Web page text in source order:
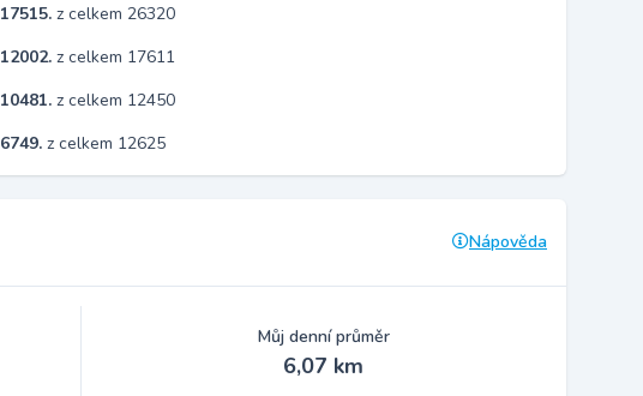
17515. z celkem 26320
12002. z celkem 17611
10481. z celkem 12450
6749. z celkem 12625
Nápověda
Můj denní průměr
6,07 km